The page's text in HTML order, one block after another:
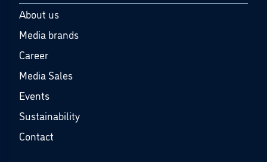
About us
Media brands
Career
Media Sales
Events
Sustainability
Contact